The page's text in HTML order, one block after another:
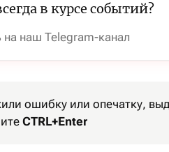
в курсе событий?
наш Telegram-канал
ошибку или опечатку,
CTRL+Enter